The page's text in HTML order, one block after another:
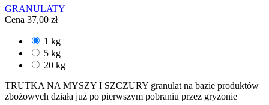
GRANULATY
Cena 37,00 zł
1 kg
5 kg
20 kg
TRUTKA NA MYSZY I SZCZURY granulat na bazie produktów
zbożowych działa już po pierwszym pobraniu przez gryzonie